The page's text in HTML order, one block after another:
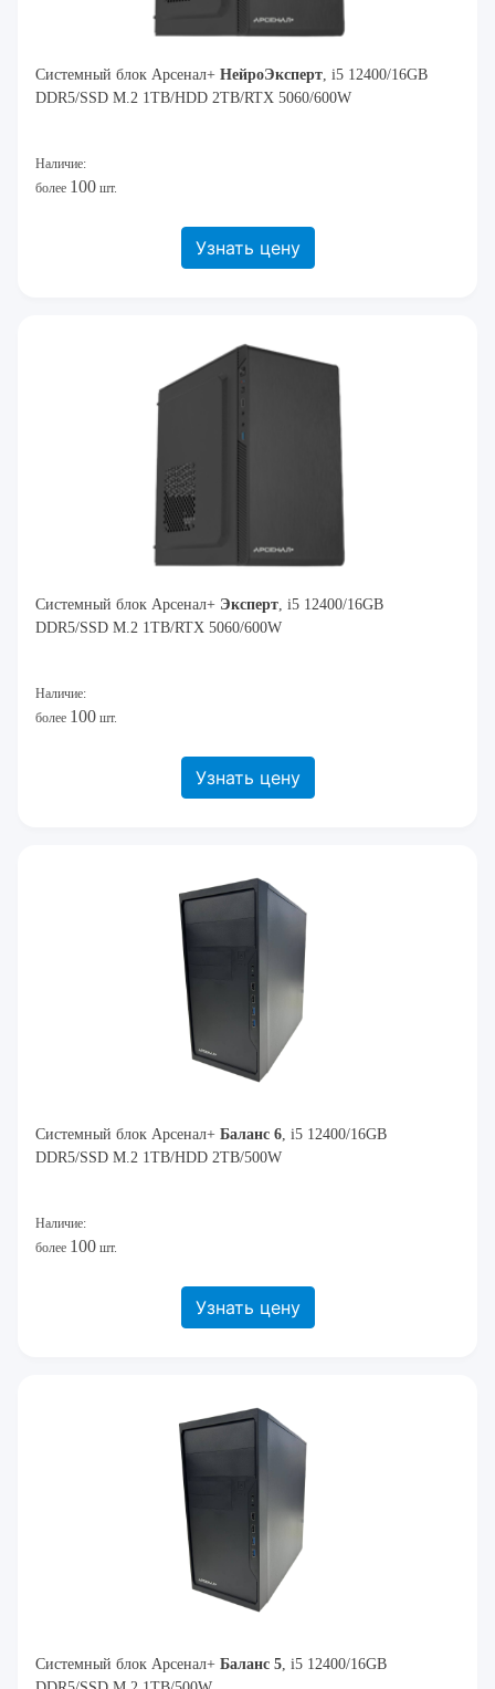
Системный блок Арсенал+ НейроЭксперт, i5 12400/16GB
DDR5/SSD M.2 1TB/HDD 2TB/RTX 5060/600W
Наличие:
более 100 шт.
Узнать цену
Системный блок Арсенал+ Эксперт, i5 12400/16GB
DDR5/SSD M.2 1TB/RTX 5060/600W
Наличие:
более 100 шт.
Узнать цену
Системный блок Арсенал+ Баланс 6, i5 12400/16GB
DDR5/SSD M.2 1TB/HDD 2TB/500W
Наличие:
более 100 шт.
Узнать цену
Системный блок Арсенал+ Баланс 5, i5 12400/16GB